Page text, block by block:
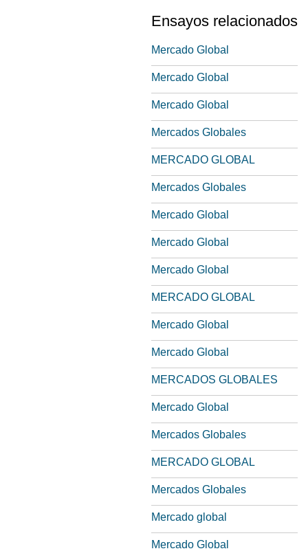
Ensayos relacionados
Mercado Global
Mercado Global
Mercado Global
Mercados Globales
MERCADO GLOBAL
Mercados Globales
Mercado Global
Mercado Global
Mercado Global
MERCADO GLOBAL
Mercado Global
Mercado Global
MERCADOS GLOBALES
Mercado Global
Mercados Globales
MERCADO GLOBAL
Mercados Globales
Mercado global
Mercado Global